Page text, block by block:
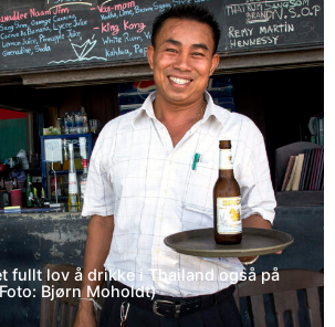
fullt lov å drikke i Thailand også på
Bjørn Moholdt)